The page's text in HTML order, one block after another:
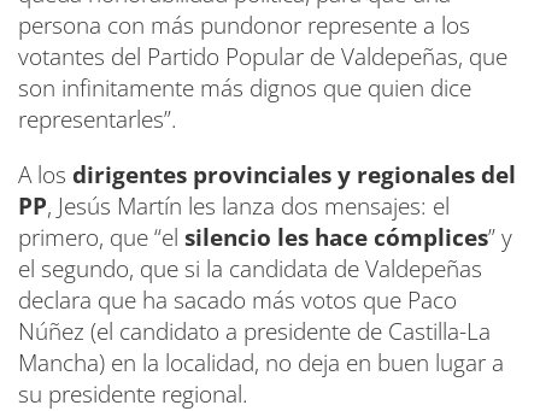
persona con más pundonor represente a los
votantes del Partido Popular de Valdepeñas, que
son infinitamente más dignos que quien dice
representarles”.
A los dirigentes provinciales y regionales del
PP, Jesús Martín les lanza dos mensajes: el
primero, que “el silencio les hace cómplices” y
el segundo, que si la candidata de Valdepeñas
declara que ha sacado más votos que Paco
Núñez (el candidato a presidente de Castilla-La
Mancha) en la localidad, no deja en buen lugar a
su presidente regional.